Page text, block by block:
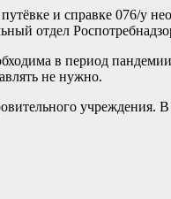
и справке 076/у
отдел
в период
не нужно.
учреждения.